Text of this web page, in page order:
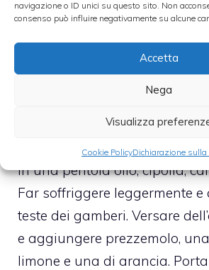
navigazione o ID unici su questo sito. Non
consenso può influire negativamente su alcune
Accetta
Nega
Visualizza
Cookie PolicyDichiarazione sulla
Sale q.b.
Pepe q.b.
Pulire i gamberi e privarli della
in una pentola olio, cipolla,
Far soffriggere leggermente
teste dei gamberi. Versare
e aggiungere prezzemolo,
limone e una di arancia.